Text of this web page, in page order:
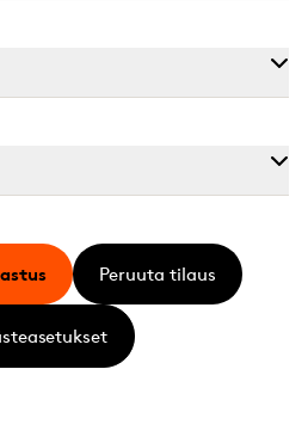
Peruuta tilaus